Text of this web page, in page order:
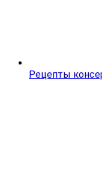
Рецепты